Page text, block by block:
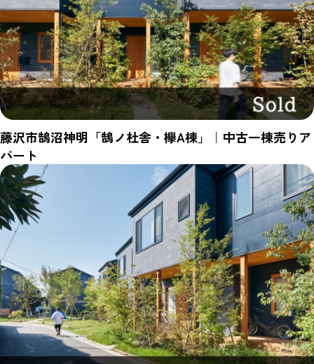
藤沢市鵠沼神明「鵠ノ杜舎・欅A棟」｜中古一棟売りア
パート